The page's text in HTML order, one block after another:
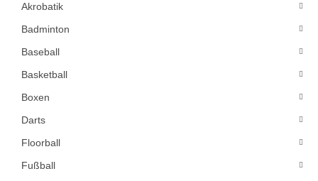
Akrobatik
Badminton
Baseball
Basketball
Boxen
Darts
Floorball
Fußball